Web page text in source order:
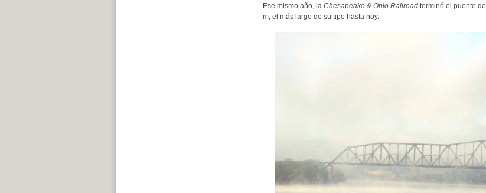
Ese mismo año, la Chesapeake & Ohio Railroadterminó el puente de
m, el más largo de su tipo hasta hoy.